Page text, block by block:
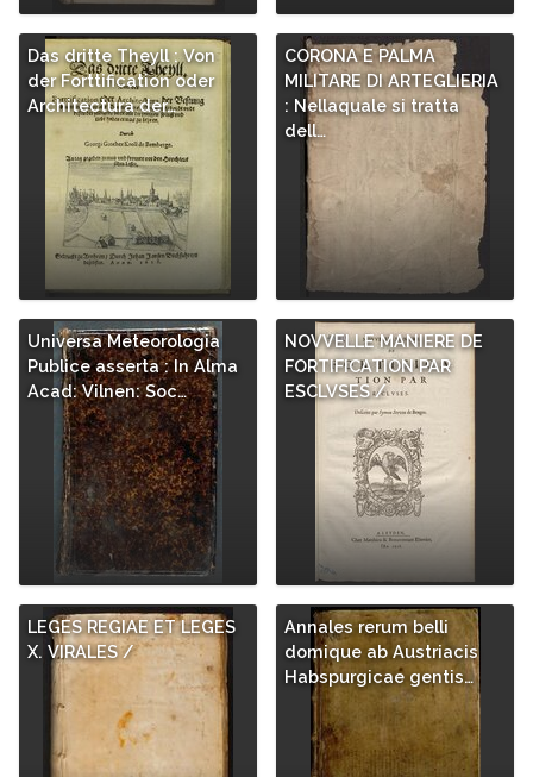
Das dritte Theyll : Von
der Forttification oder
Architectura der…
CORONA E PALMA
MILITARE DI ARTEGLIERIA
: Nellaquale si tratta
dell…
Universa Meteorologia
Publice asserta : In Alma
Acad: Vilnen: Soc…
NOVVELLE MANIERE DE
FORTIFICATION PAR
ESCLVSES /
LEGES REGIAE ET LEGES
X. VIRALES /
Annales rerum belli
domique ab Austriacis
Habspurgicae gentis…